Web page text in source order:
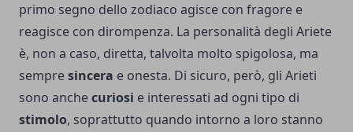
primo segno dello zodiaco agisce con fragore e
reagisce con dirompenza. La personalità degli Ariete
è, non a caso, diretta, talvolta molto spigolosa, ma
sempresincera e onesta. Di sicuro, però, gli Arieti
sono anchecuriosi e interessati ad ogni tipo di
stimolo, soprattutto quando intorno a loro stanno